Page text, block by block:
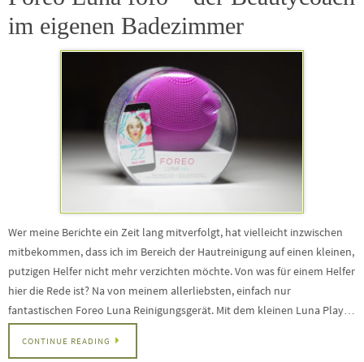
im eigenen Badezimmer
Wer meine Berichte ein Zeit lang mitverfolgt, hat vielleicht inzwischen
mitbekommen, dass ich im Bereich der Hautreinigung auf einen kleinen,
putzigen Helfer nicht mehr verzichten möchte. Von was für einem Helfer
hier die Rede ist? Na von meinem allerliebsten, einfach nur
fantastischen Foreo Luna Reinigungsgerät. Mit dem kleinen Luna Play…
CONTINUE READING